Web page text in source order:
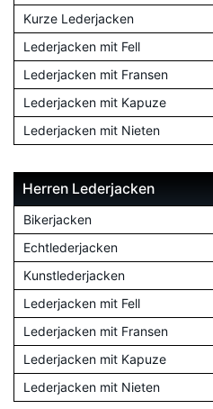
Kurze Lederjacken
Lederjacken mit Fell
Lederjacken mit Fransen
Lederjacken mit Kapuze
Lederjacken mit Nieten
Herren Lederjacken
Bikerjacken
Echtlederjacken
Kunstlederjacken
Lederjacken mit Fell
Lederjacken mit Fransen
Lederjacken mit Kapuze
Lederjacken mit Nieten